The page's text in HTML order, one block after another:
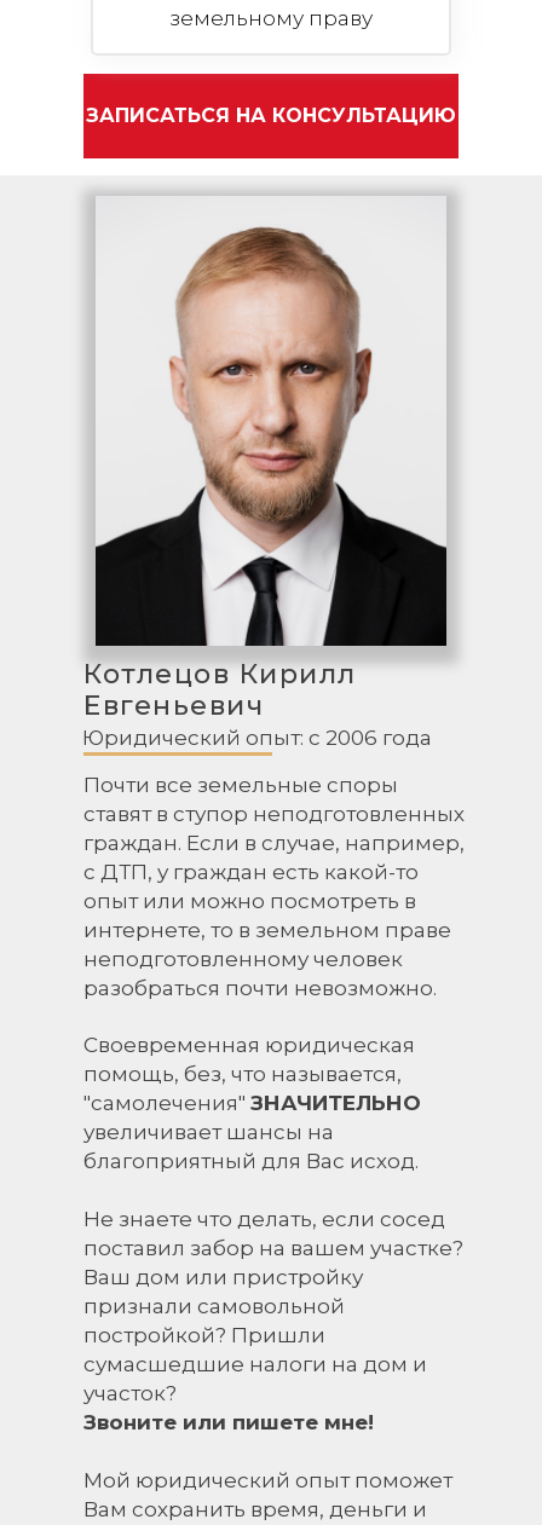
ЗАПИСАТЬСЯ НА КОНСУЛЬТАЦИЮ
земельному праву
Котлецов Кирилл
Евгеньевич
Почти все земельные споры
ставят в ступор неподготовленных
граждан. Если в случае, например,
с ДТП, у граждан есть какой-то
опыт или можно посмотреть в
интернете, то в земельном праве
неподготовленному человек
разобраться почти невозможно.
Юридический опыт: с 2006 года
Своевременная юридическая
помощь, без, что называется,
"самолечения" ЗНАЧИТЕЛЬНО
увеличивает шансы на
благоприятный для Вас исход.
Не знаете что делать, если сосед
поставил забор на вашем участке?
Ваш дом или пристройку
признали самовольной
постройкой? Пришли
сумасшедшие налоги на дом и
участок?
Звоните или пишете мне!
Мой юридический опыт поможет
Вам сохранить время, деньги и